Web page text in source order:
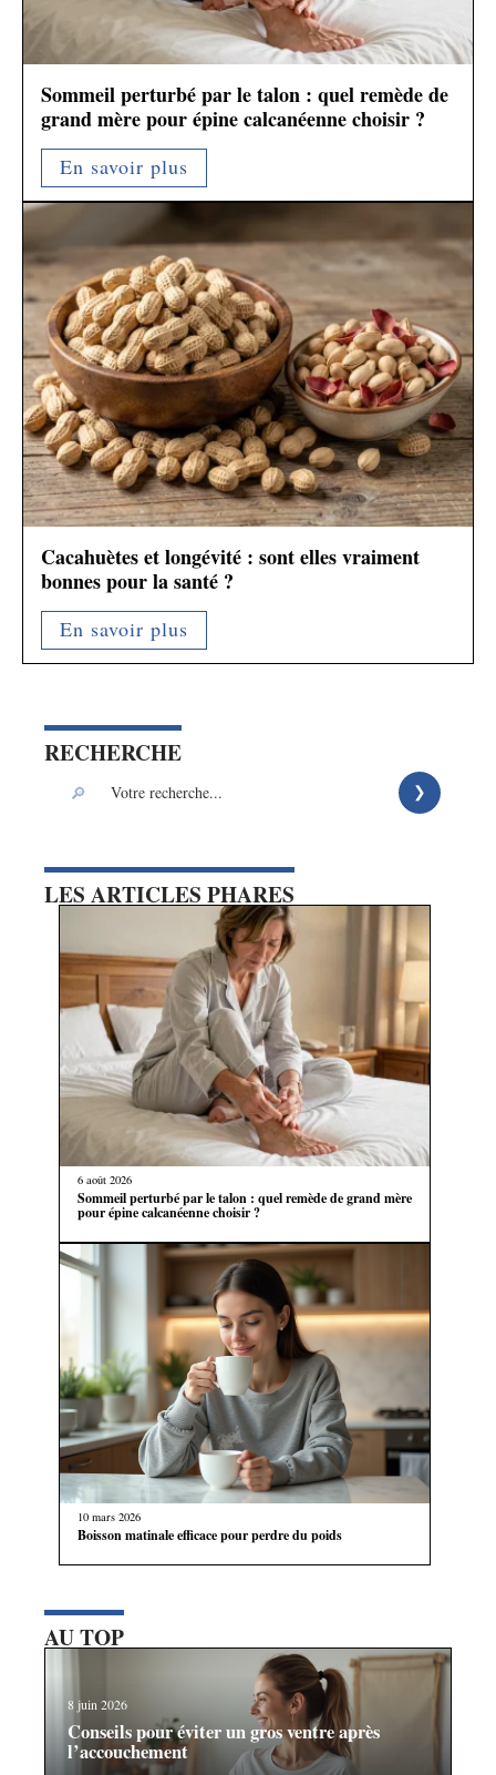
Sommeil perturbé par le talon : quel remède de
grand mère pour épine calcanéenne choisir ?
En savoir plus
Cacahuètes et longévité : sont elles vraiment
bonnes pour la santé ?
En savoir plus
RECHERCHE
LES ARTICLES PHARES
6 août 2026
Sommeil perturbé par le talon : quel remède de grand mère
pour épine calcanéenne choisir ?
10 mars 2026
Boisson matinale efficace pour perdre du poids
AU TOP
8 juin 2026
Conseils pour éviter un gros ventre après
l’accouchement